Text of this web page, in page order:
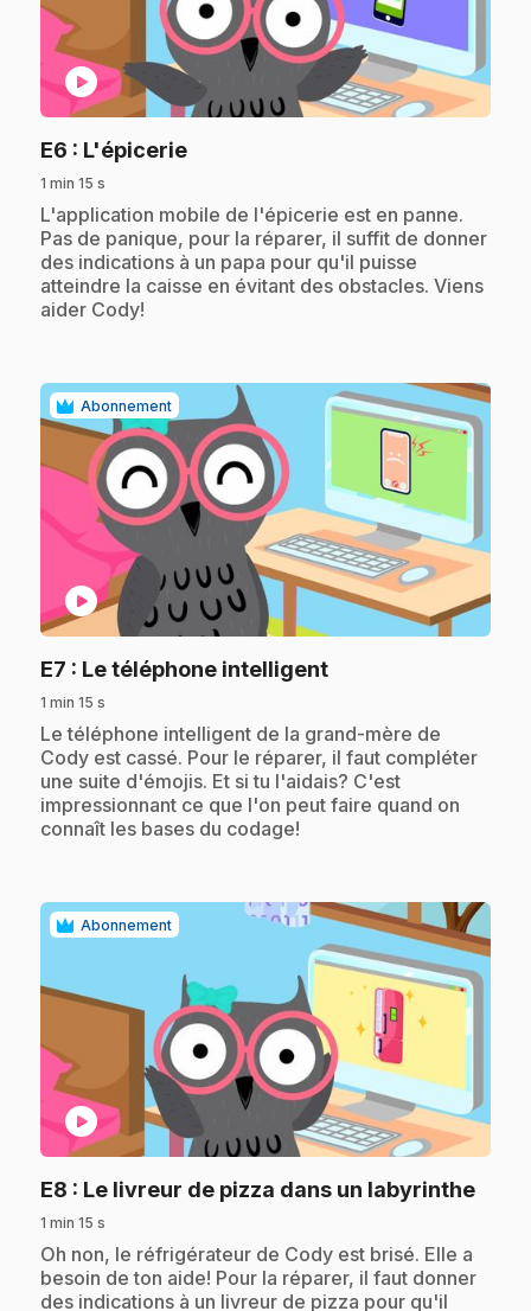
play_circle
E6 : L'épicerie.
1 min 15 s
.L'application mobile de l'épicerie est en panne.
Pas de panique, pour la réparer, il suffit de donner
des indications à un papa pour qu'il puisse
atteindre la caisse en évitant des obstacles. Viens
aider Cody!
Abonnement
play_circle
E7 : Le téléphone intelligent.
1 min 15 s
.Le téléphone intelligent de la grand-mère de
Cody est cassé. Pour le réparer, il faut compléter
une suite d'émojis. Et si tu l'aidais? C'est
impressionnant ce que l'on peut faire quand on
connaît les bases du codage!
Abonnement
play_circle
E8 : Le livreur de pizza dans un labyrinthe.
1 min 15 s
.Oh non, le réfrigérateur de Cody est brisé. Elle a
besoin de ton aide! Pour la réparer, il faut donner
des indications à un livreur de pizza pour qu'il